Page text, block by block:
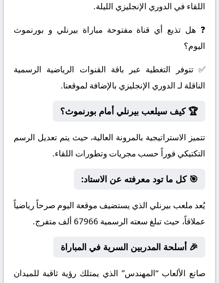
اللقاء في الدوري الإنجليزي الليلة.
❓ هل تذيع أي قناة مفتوحة مباراة بيرنلي و بورنموث
اليوم؟
✅ تتوفر التغطية عبر باقة القنوات الرياضية الرسمية
الناقلة لـ الدوري الإنجليزي بالإضافة لموقعنا.
🏆 كيف سيلعب بيرنلي أمام بورنموث؟
تتميز الاستراتيجية بالمرونة العالية، حيث يتم تعديل الرسم
التكتيكي فوراً حسب مجريات وتطورات اللقاء.
🎯 كل ما تود معرفته عن الاستاد:
يُعد ملعب بيرنلي الذي يستضيف موقعة اليوم صرحاً رياضياً
عملاقاً، حيث تبلغ سعته الرسمية 67966 ألف متفرج.
🎉 أسلحة المدربين السرية في المباراة
صانع الألعاب “المهندس” الذي يمتلك رؤية ثاقبة للميدان